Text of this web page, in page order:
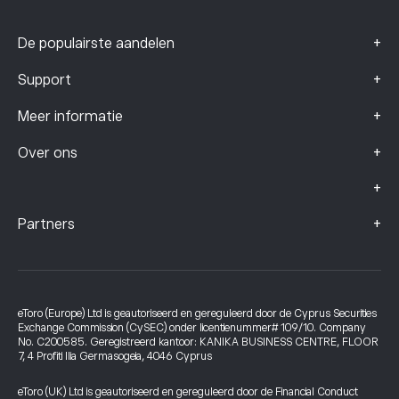
De populairste aandelen +
Support +
Meer informatie +
Over ons +
+
Partners +
eToro (Europe) Ltd is geautoriseerd en gereguleerd door de Cyprus Securities
Exchange Commission (CySEC) onder licentienummer# 109/10. Company
No. C200585. Geregistreerd kantoor: KANIKA BUSINESS CENTRE, FLOOR
7, 4 Profiti Ilia Germasogeia, 4046 Cyprus
eToro (UK) Ltd is geautoriseerd en gereguleerd door de Financial Conduct